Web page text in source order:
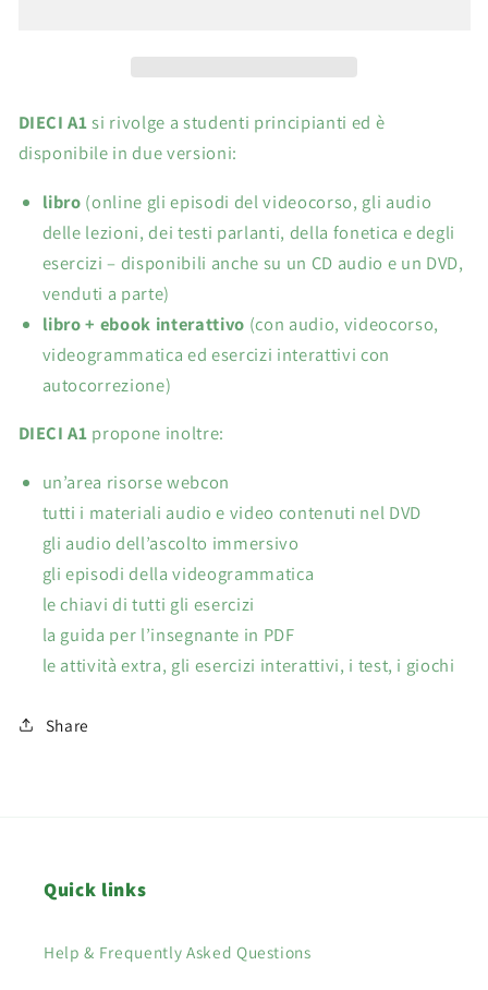
DIECI A1 si rivolge a studenti principianti ed è
disponibile in due versioni:
libro (online gli episodi del videocorso, gli audio
delle lezioni, dei testi parlanti, della fonetica e degli
esercizi – disponibili anche su un CD audio e un DVD,
venduti a parte)
libro + ebook interattivo (con audio, videocorso,
videogrammatica ed esercizi interattivi con
autocorrezione)
DIECI A1 propone inoltre:
un’area risorse webcon
tutti i materiali audio e video contenuti nel DVD
gli audio dell’ascolto immersivo
gli episodi della videogrammatica
le chiavi di tutti gli esercizi
la guida per l’insegnante in PDF
le attività extra, gli esercizi interattivi, i test, i giochi
Share
Quick links
Help & Frequently Asked Questions